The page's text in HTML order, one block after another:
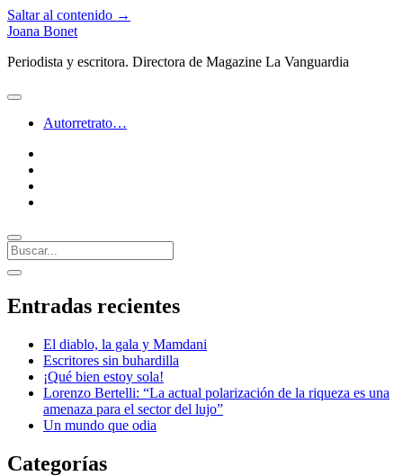
Saltar al contenido →
Joana Bonet
Periodista y escritora. Directora de Magazine La Vanguardia
abrir
Autorretrato…
Buscar
Barra
lateral
abrir
lateral
Entradas recientes
El diablo, la gala y Mamdani
Escritores sin buhardilla
¡Qué bien estoy sola!
Lorenzo Bertelli: “La actual polarización de la riqueza es una
amenaza para el sector del lujo”
Un mundo que odia
Categorías